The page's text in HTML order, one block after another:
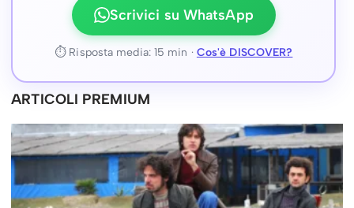
Scrivici su WhatsApp
⏱ Risposta media: 15 min · Cos'è DISCOVER?
ARTICOLI PREMIUM